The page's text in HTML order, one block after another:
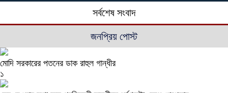
সর্বশেষ সংবাদ
জনপ্রিয় পোস্ট
মোদি সরকারের পতনের ডাক রাহুল গান্ধীর
১